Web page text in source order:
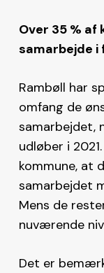
Over 35 % af
samarbejde i
Rambøll har
omfang de
samarbejdet,
udløber i
kommune, at
samarbejdet
Mens de
nuværende
Det er